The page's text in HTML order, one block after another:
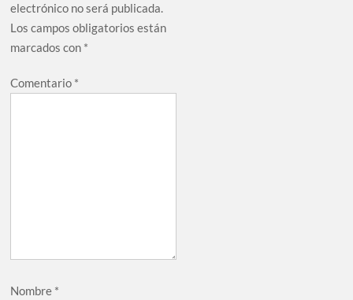
electrónico no será publicada.
Los campos obligatorios están
marcados con *
Comentario *
Nombre *